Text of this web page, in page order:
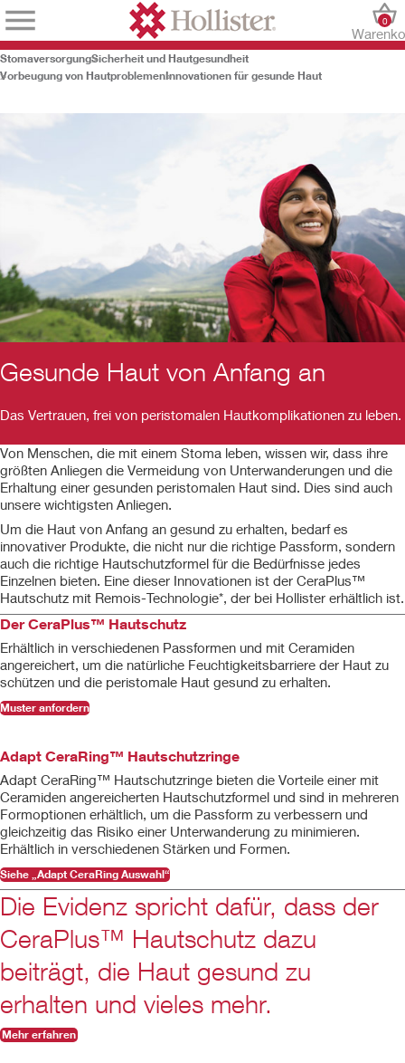
0
StomaversorgungSicherheit und Hautgesundheit
Vorbeugung von HautproblemenInnovationen für gesunde Haut
Gesunde Haut von Anfang an
Das Vertrauen, frei von peristomalen Hautkomplikationen zu leben.
Von Menschen, die mit einem Stoma leben, wissen wir, dass ihre
größten Anliegen die Vermeidung von Unterwanderungen und die
Erhaltung einer gesunden peristomalen Haut sind. Dies sind auch
unsere wichtigsten Anliegen.
Um die Haut von Anfang an gesund zu erhalten, bedarf es
innovativer Produkte, die nicht nur die richtige Passform, sondern
auch die richtige Hautschutzformel für die Bedürfnisse jedes
Einzelnen bieten. Eine dieser Innovationen ist der CeraPlus™
Hautschutz mit Remois-Technologie*, der bei Hollister erhältlich ist.
Der CeraPlus™ Hautschutz
Erhältlich in verschiedenen Passformen und mit Ceramiden
angereichert, um die natürliche Feuchtigkeitsbarriere der Haut zu
schützen und die peristomale Haut gesund zu erhalten.
Muster anfordern
Adapt CeraRing™ Hautschutzringe
Adapt CeraRing™ Hautschutzringe bieten die Vorteile einer mit
Ceramiden angereicherten Hautschutzformel und sind in mehreren
Formoptionen erhältlich, um die Passform zu verbessern und
gleichzeitig das Risiko einer Unterwanderung zu minimieren.
Erhältlich in verschiedenen Stärken und Formen.
Siehe „Adapt CeraRing Auswahl“
Die Evidenz spricht dafür, dass der
CeraPlus™ Hautschutz dazu
beiträgt, die Haut gesund zu
erhalten und vieles mehr.
Mehr erfahren